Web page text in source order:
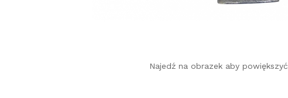
Najedź na obrazek aby powiększyć